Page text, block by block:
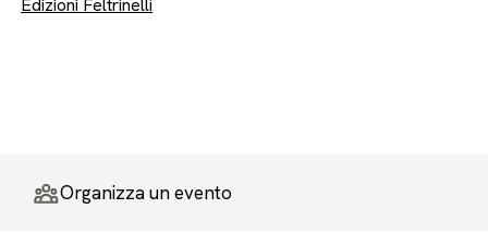
Edizioni Feltrinelli
Organizza un evento